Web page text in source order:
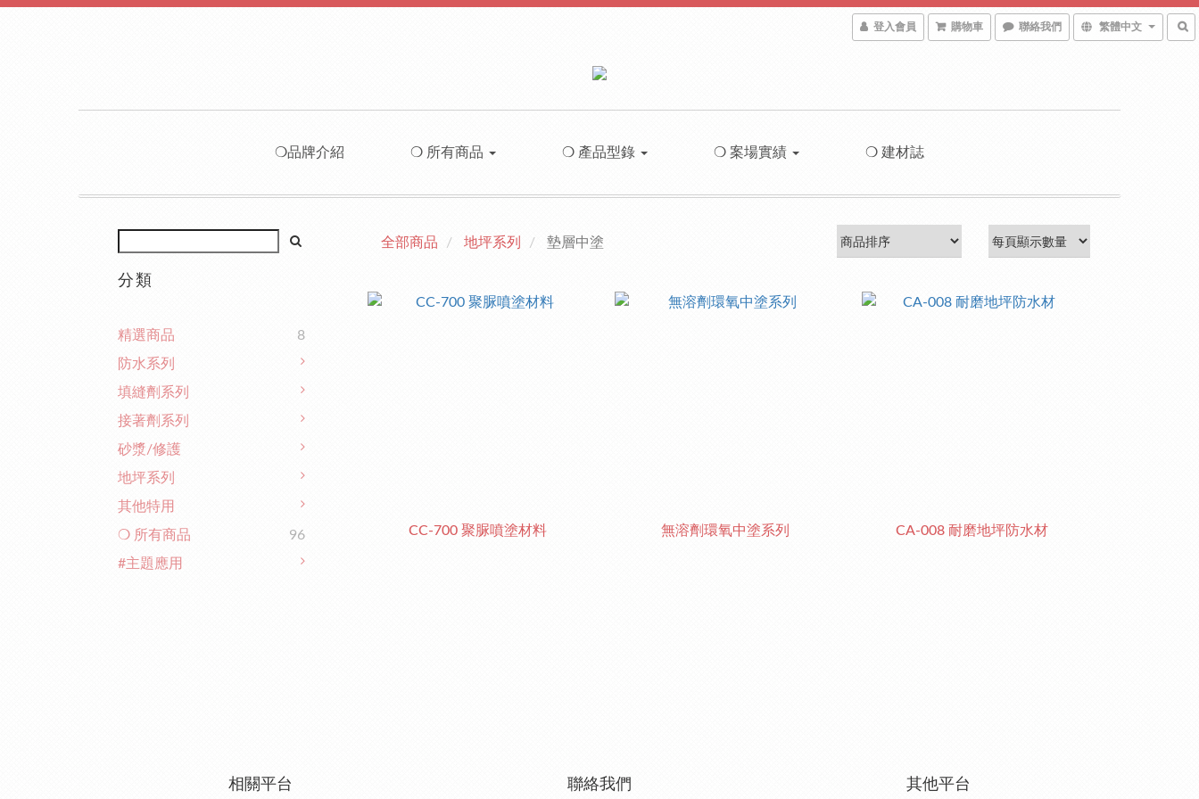
登入會員 購物車 聯絡我們 繁體中文
❍品牌介紹 ❍ 所有商品 ❍ 產品型錄 ❍ 案場實績 ❍ 建材誌
分類
精選商品
8
防水系列
填縫劑系列
接著劑系列
砂漿/修護
地坪系列
其他特用
❍ 所有商品
96
#主題應用
全部商品 地坪系列 墊層中塗
CC-700 聚脲噴塗材料 無溶劑環氧中塗系列 CA-008 耐磨地坪防水材
相關平台 聯絡我們 其他平台